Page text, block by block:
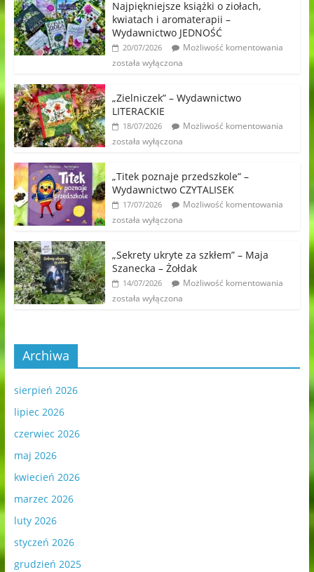
Najpiękniejsze książki o ziołach,
kwiatach i aromaterapii –
Wydawnictwo JEDNOŚĆ
20/07/2026
Możliwość komentowania
została wyłączona
„Zielniczek” – Wydawnictwo
LITERACKIE
18/07/2026
Możliwość komentowania
została wyłączona
„Titek poznaje przedszkole” –
Wydawnictwo CZYTALISEK
17/07/2026
Możliwość komentowania
została wyłączona
„Sekrety ukryte za szkłem” – Maja
Szanecka – Żołdak
14/07/2026
Możliwość komentowania
została wyłączona
Archiwa
sierpień 2026
lipiec 2026
czerwiec 2026
maj 2026
kwiecień 2026
marzec 2026
luty 2026
styczeń 2026
grudzień 2025